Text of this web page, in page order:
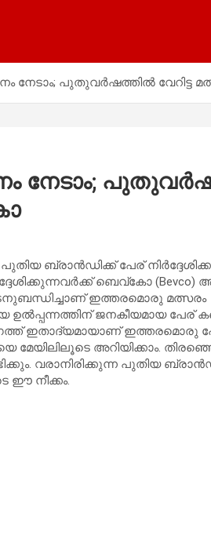
നേടാം; പുതുവർഷത്തിൽ
നേടാം;
ബ്രാൻഡിക്ക് പേര്
ബെവ്‌കോ
ഇത്തരമൊരു മത്സരം
ഉൽപ്പന്നത്തിന് ജനകീയമായ
ഇതാദ്യമായാണ് ഇത്തരമൊരു
അറിയിക്കാം.
വരാനിരിക്കുന്ന പുതിയ
നീക്കം.